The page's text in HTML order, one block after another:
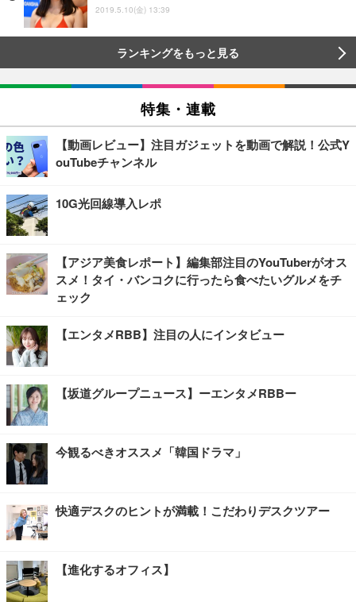
2019.5.10(金) 13:39
ランキングをもっと見る
特集・連載
【動画レビュー】注目ガジェットを動画で解説！公式Y
ouTubeチャンネル
10G光回線導入レポ
【アジア美食レポート】編集部注目のYouTuberがオス
スメ！タイ・バンコクに行ったら食べたいグルメをチ
ェック
【エンタメRBB】注目の人にインタビュー
【坂道グループニュース】ーエンタメRBBー
今観るべきオススメ「韓国ドラマ」
快適デスクのヒントが満載！こだわりデスクツアー
【進化するオフィス】